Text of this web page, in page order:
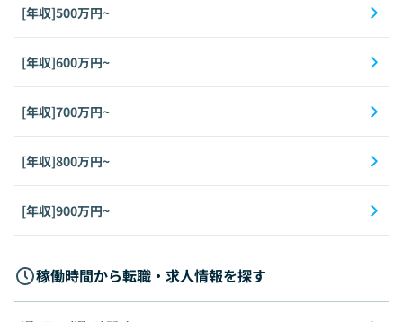
[年収]500万円~
[年収]600万円~
[年収]700万円~
[年収]800万円~
[年収]900万円~
稼働時間から転職・求人情報を探す